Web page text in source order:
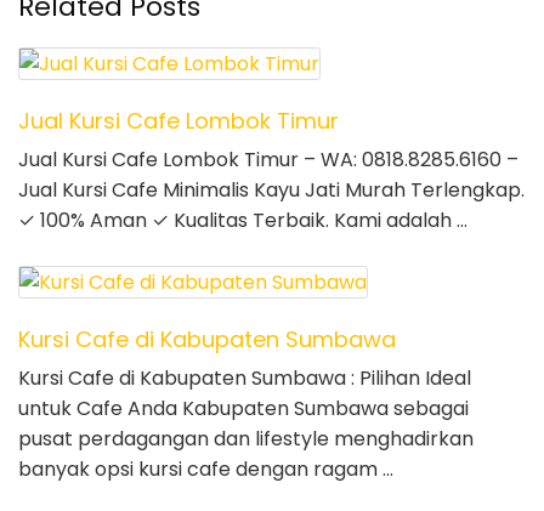
Jual Kursi Cafe Lombok Timur
Jual Kursi Cafe Lombok Timur – WA: 0818.8285.6160 –
Jual Kursi Cafe Minimalis Kayu Jati Murah Terlengkap.
✓ 100% Aman ✓ Kualitas Terbaik. Kami adalah …
Kursi Cafe di Kabupaten Sumbawa
Kursi Cafe di Kabupaten Sumbawa : Pilihan Ideal
untuk Cafe Anda Kabupaten Sumbawa sebagai
pusat perdagangan dan lifestyle menghadirkan
banyak opsi kursi cafe dengan ragam …